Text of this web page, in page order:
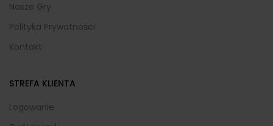
Nasze Gry
Polityka Prywatności
Kontakt
STREFA KLIENTA
Logowanie